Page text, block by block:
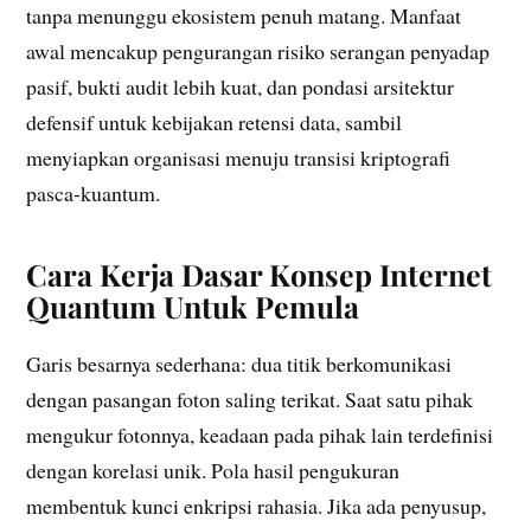
tanpa menunggu ekosistem penuh matang. Manfaat
awal mencakup pengurangan risiko serangan penyadap
pasif, bukti audit lebih kuat, dan pondasi arsitektur
defensif untuk kebijakan retensi data, sambil
menyiapkan organisasi menuju transisi kriptografi
pasca-kuantum.
Cara Kerja Dasar Konsep Internet
Quantum Untuk Pemula
Garis besarnya sederhana: dua titik berkomunikasi
dengan pasangan foton saling terikat. Saat satu pihak
mengukur fotonnya, keadaan pada pihak lain terdefinisi
dengan korelasi unik. Pola hasil pengukuran
membentuk kunci enkripsi rahasia. Jika ada penyusup,